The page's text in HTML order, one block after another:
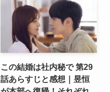
この結婚は社内秘で 第29
話あらすじと感想｜昱恒